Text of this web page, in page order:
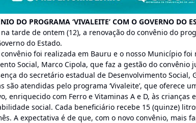
DO PROGRAMA ‘VIVALEITE’ COM O GOVERNO DO
tarde de ontem (12), a renovação do convênio do
do Estado.
foi realizada em Bauru e o nosso Município
Social, Marco Cipola, que faz a gestão do convênio
do secretário estadual de Desenvolvimento Social,
são atendidas pelo programa ‘Vivaleite’, que oferece
enriquecido com Ferro e Vitaminas A e D, às crianças
social. Cada beneficiário recebe 15 (quinze)
A expectativa é de que, com o novo convênio, mais